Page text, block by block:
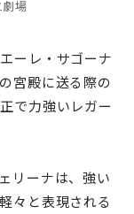
劇場
ーレ・サゴーナ
宮殿に送る際の
で力強いレガー
リーナは、強い
々と表現される